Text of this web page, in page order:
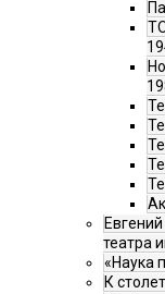
театра
«Наука
К